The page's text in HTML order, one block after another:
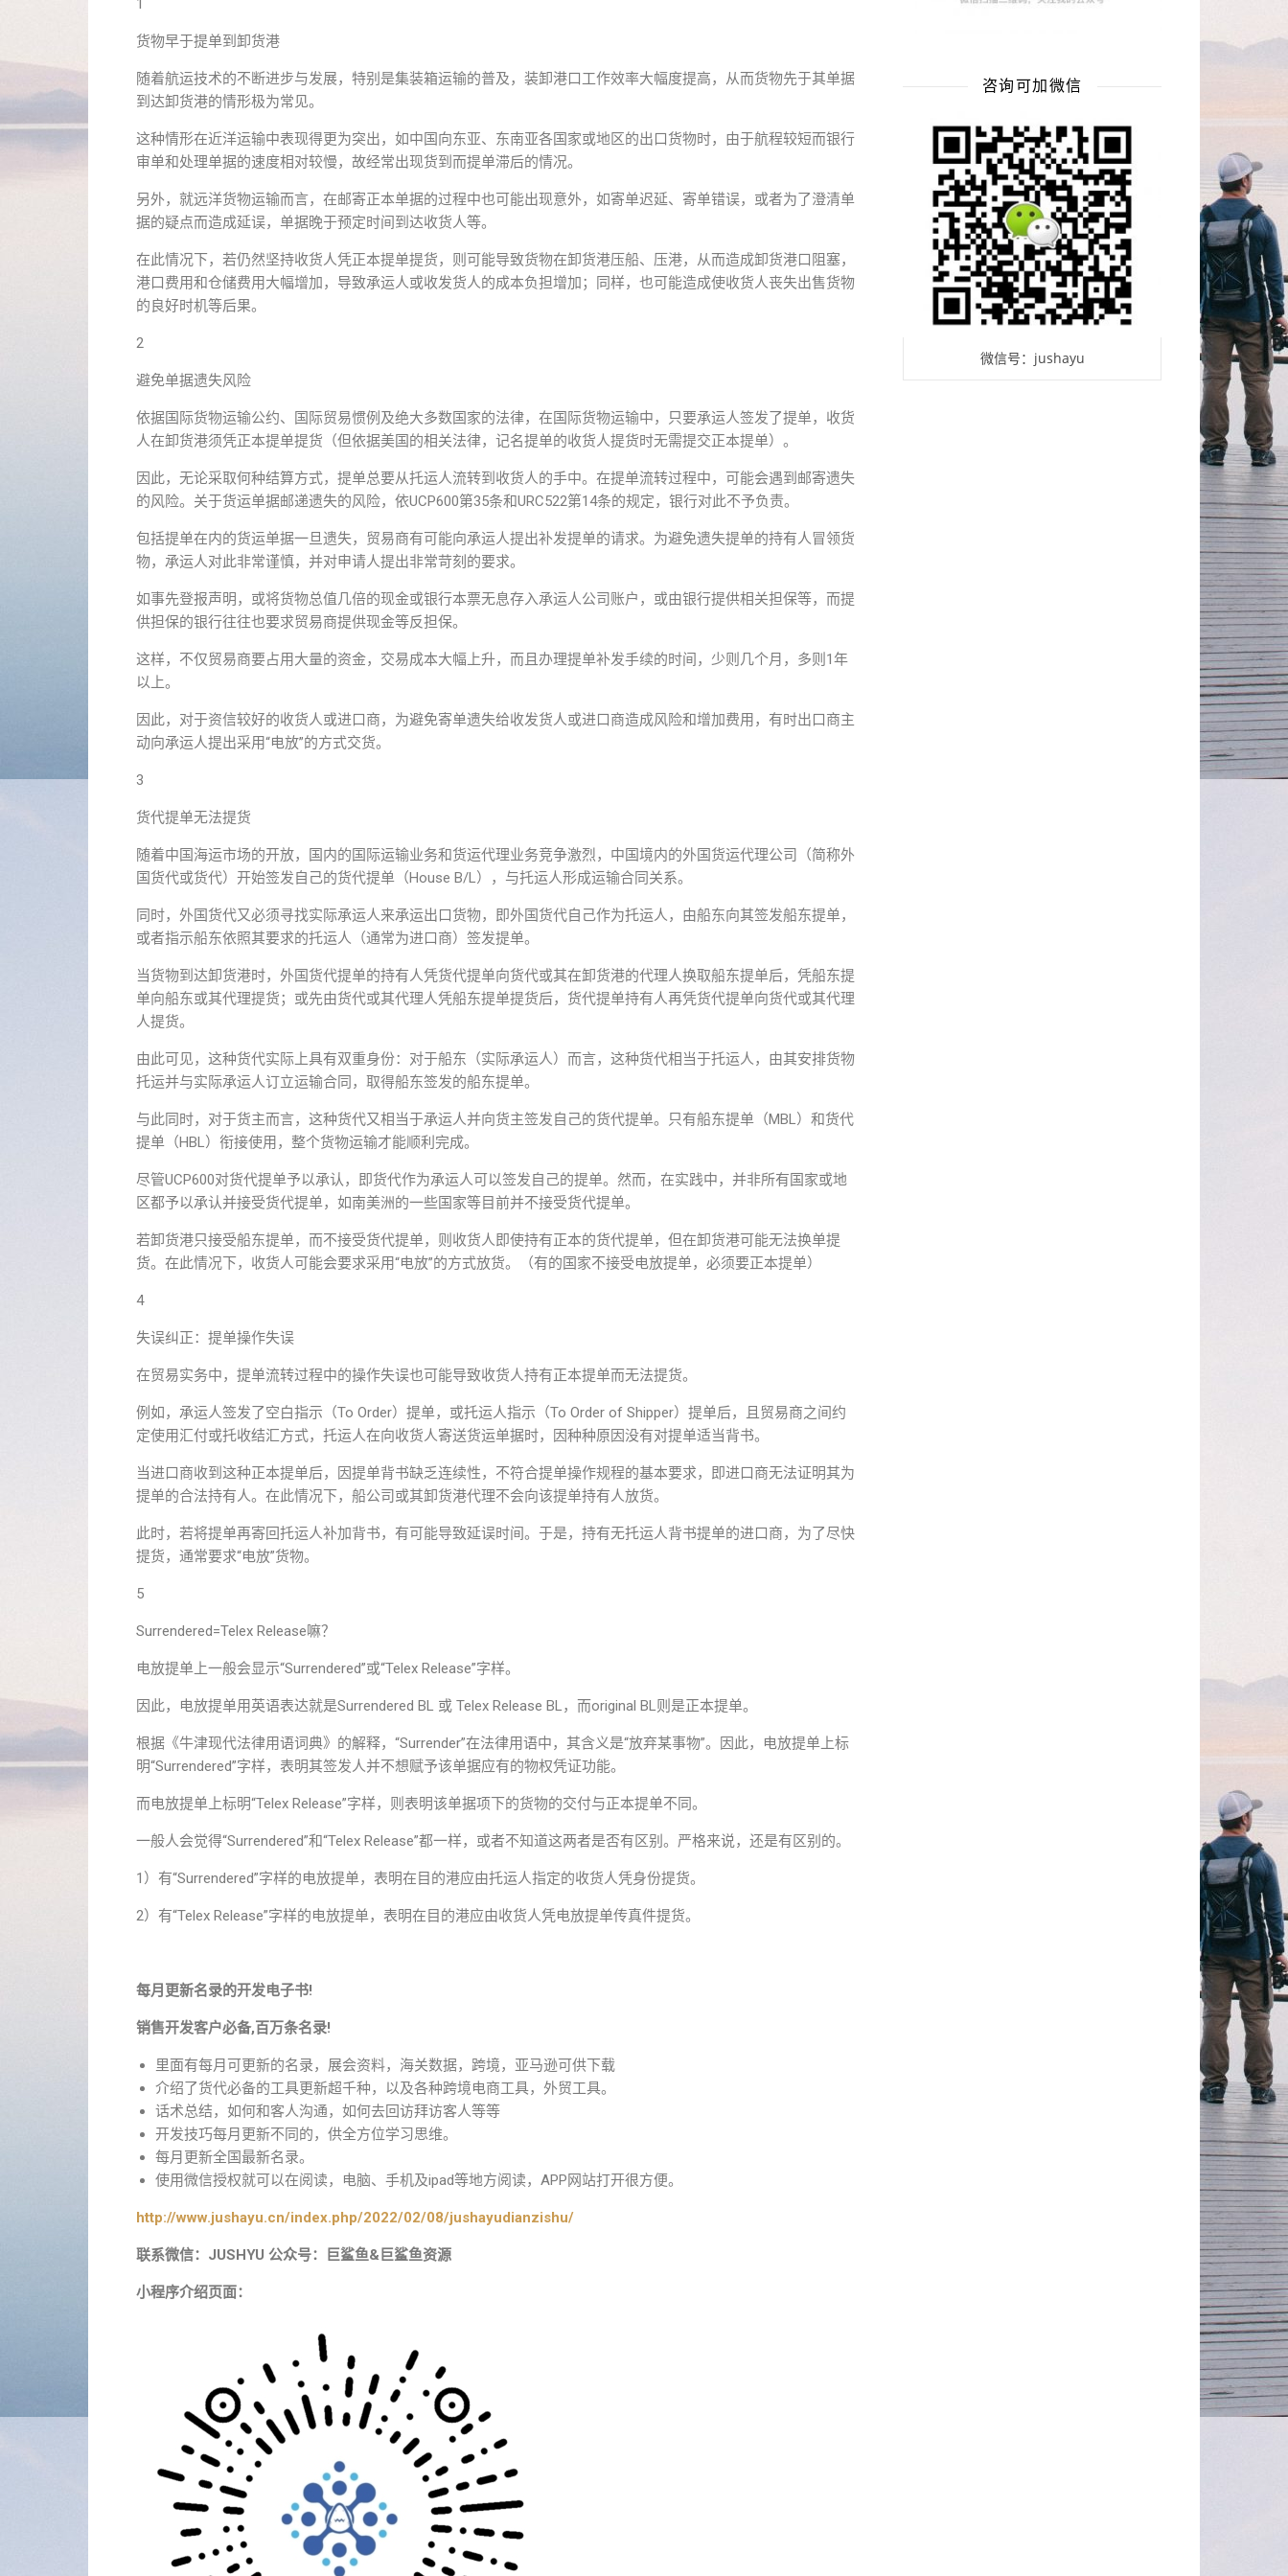
1
货物早于提单到卸货港
随着航运技术的不断进步与发展，特别是集装箱运输的普及，装卸港口工作效率大幅度提高，从而货物先于其单据
到达卸货港的情形极为常见。
这种情形在近洋运输中表现得更为突出，如中国向东亚、东南亚各国家或地区的出口货物时，由于航程较短而银行
审单和处理单据的速度相对较慢，故经常出现货到而提单滞后的情况。
另外，就远洋货物运输而言，在邮寄正本单据的过程中也可能出现意外，如寄单迟延、寄单错误，或者为了澄清单
据的疑点而造成延误，单据晚于预定时间到达收货人等。
在此情况下，若仍然坚持收货人凭正本提单提货，则可能导致货物在卸货港压船、压港，从而造成卸货港口阻塞，
港口费用和仓储费用大幅增加，导致承运人或收发货人的成本负担增加；同样，也可能造成使收货人丧失出售货物
的良好时机等后果。
2
避免单据遗失风险
依据国际货物运输公约、国际贸易惯例及绝大多数国家的法律，在国际货物运输中，只要承运人签发了提单，收货
人在卸货港须凭正本提单提货（但依据美国的相关法律，记名提单的收货人提货时无需提交正本提单）。
因此，无论采取何种结算方式，提单总要从托运人流转到收货人的手中。在提单流转过程中，可能会遇到邮寄遗失
的风险。关于货运单据邮递遗失的风险，依UCP600第35条和URC522第14条的规定，银行对此不予负责。
包括提单在内的货运单据一旦遗失，贸易商有可能向承运人提出补发提单的请求。为避免遗失提单的持有人冒领货
物，承运人对此非常谨慎，并对申请人提出非常苛刻的要求。
如事先登报声明，或将货物总值几倍的现金或银行本票无息存入承运人公司账户，或由银行提供相关担保等，而提
供担保的银行往往也要求贸易商提供现金等反担保。
这样，不仅贸易商要占用大量的资金，交易成本大幅上升，而且办理提单补发手续的时间，少则几个月，多则1年
以上。
因此，对于资信较好的收货人或进口商，为避免寄单遗失给收发货人或进口商造成风险和增加费用，有时出口商主
动向承运人提出采用“电放”的方式交货。
3
货代提单无法提货
随着中国海运市场的开放，国内的国际运输业务和货运代理业务竞争激烈，中国境内的外国货运代理公司（简称外
国货代或货代）开始签发自己的货代提单（House B/L），与托运人形成运输合同关系。
同时，外国货代又必须寻找实际承运人来承运出口货物，即外国货代自己作为托运人，由船东向其签发船东提单，
或者指示船东依照其要求的托运人（通常为进口商）签发提单。
当货物到达卸货港时，外国货代提单的持有人凭货代提单向货代或其在卸货港的代理人换取船东提单后，凭船东提
单向船东或其代理提货；或先由货代或其代理人凭船东提单提货后，货代提单持有人再凭货代提单向货代或其代理
人提货。
由此可见，这种货代实际上具有双重身份：对于船东（实际承运人）而言，这种货代相当于托运人，由其安排货物
托运并与实际承运人订立运输合同，取得船东签发的船东提单。
与此同时，对于货主而言，这种货代又相当于承运人并向货主签发自己的货代提单。只有船东提单（MBL）和货代
提单（HBL）衔接使用，整个货物运输才能顺利完成。
尽管UCP600对货代提单予以承认，即货代作为承运人可以签发自己的提单。然而，在实践中，并非所有国家或地
区都予以承认并接受货代提单，如南美洲的一些国家等目前并不接受货代提单。
若卸货港只接受船东提单，而不接受货代提单，则收货人即使持有正本的货代提单，但在卸货港可能无法换单提
货。在此情况下，收货人可能会要求采用“电放”的方式放货。（有的国家不接受电放提单，必须要正本提单）
4
失误纠正：提单操作失误
在贸易实务中，提单流转过程中的操作失误也可能导致收货人持有正本提单而无法提货。
例如，承运人签发了空白指示（To Order）提单，或托运人指示（To Order of Shipper）提单后，且贸易商之间约
定使用汇付或托收结汇方式，托运人在向收货人寄送货运单据时，因种种原因没有对提单适当背书。
当进口商收到这种正本提单后，因提单背书缺乏连续性，不符合提单操作规程的基本要求，即进口商无法证明其为
提单的合法持有人。在此情况下，船公司或其卸货港代理不会向该提单持有人放货。
此时，若将提单再寄回托运人补加背书，有可能导致延误时间。于是，持有无托运人背书提单的进口商，为了尽快
提货，通常要求“电放”货物。
5
Surrendered=Telex Release嘛？
电放提单上一般会显示“Surrendered”或“Telex Release”字样。
因此，电放提单用英语表达就是Surrendered BL 或 Telex Release BL，而original BL则是正本提单。
根据《牛津现代法律用语词典》的解释，“Surrender”在法律用语中，其含义是“放弃某事物”。因此，电放提单上标
明“Surrendered”字样，表明其签发人并不想赋予该单据应有的物权凭证功能。
而电放提单上标明“Telex Release”字样，则表明该单据项下的货物的交付与正本提单不同。
一般人会觉得“Surrendered”和“Telex Release”都一样，或者不知道这两者是否有区别。严格来说，还是有区别的。
1）有“Surrendered”字样的电放提单，表明在目的港应由托运人指定的收货人凭身份提货。
2）有“Telex Release”字样的电放提单，表明在目的港应由收货人凭电放提单传真件提货。
每月更新名录的开发电子书!
销售开发客户必备,百万条名录!
里面有每月可更新的名录，展会资料，海关数据，跨境，亚马逊可供下载
介绍了货代必备的工具更新超千种，以及各种跨境电商工具，外贸工具。
话术总结，如何和客人沟通，如何去回访拜访客人等等
开发技巧每月更新不同的，供全方位学习思维。
每月更新全国最新名录。
使用微信授权就可以在阅读，电脑、手机及ipad等地方阅读，APP网站打开很方便。
http://www.jushayu.cn/index.php/2022/02/08/jushayudianzishu/
联系微信：JUSHYU 公众号：巨鲨鱼&巨鲨鱼资源
小程序介绍页面：
咨询可加微信
微信号：jushayu